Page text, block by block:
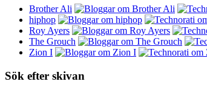
Brother Ali
hiphop
Roy Ayers
The Grouch
Zion I
Sök efter skivan